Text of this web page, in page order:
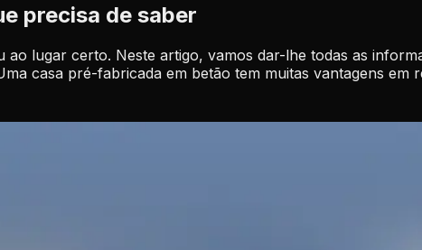
precisa de saber
lugar certo. Neste artigo, vamos dar-lhe todas as
casa pré-fabricada em betão tem muitas vantagens em